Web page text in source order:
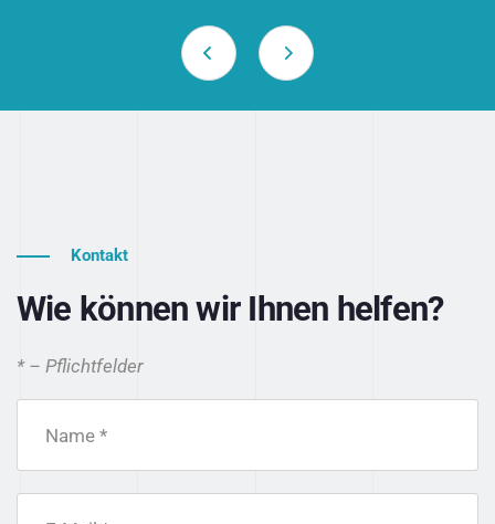
Kontakt
Wie können wir Ihnen helfen?
* – Pflichtfelder
Name *